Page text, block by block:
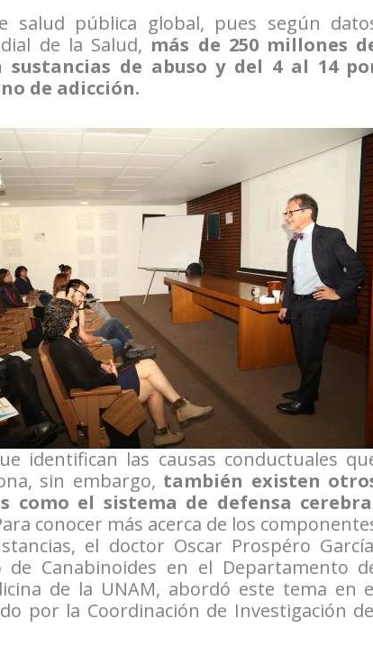
salud pública global, pues según
de la Salud, más de 250 millones
sustancias de abuso y del 4 al 14
de adicción.
identifican las causas conductuales
sin embargo, también existen
como el sistema de defensa
conocer más acerca de los
el doctor Oscar Prospéro
Canabinoides en el Departamento
de la UNAM, abordó este tema en
por la Coordinación de Investigación